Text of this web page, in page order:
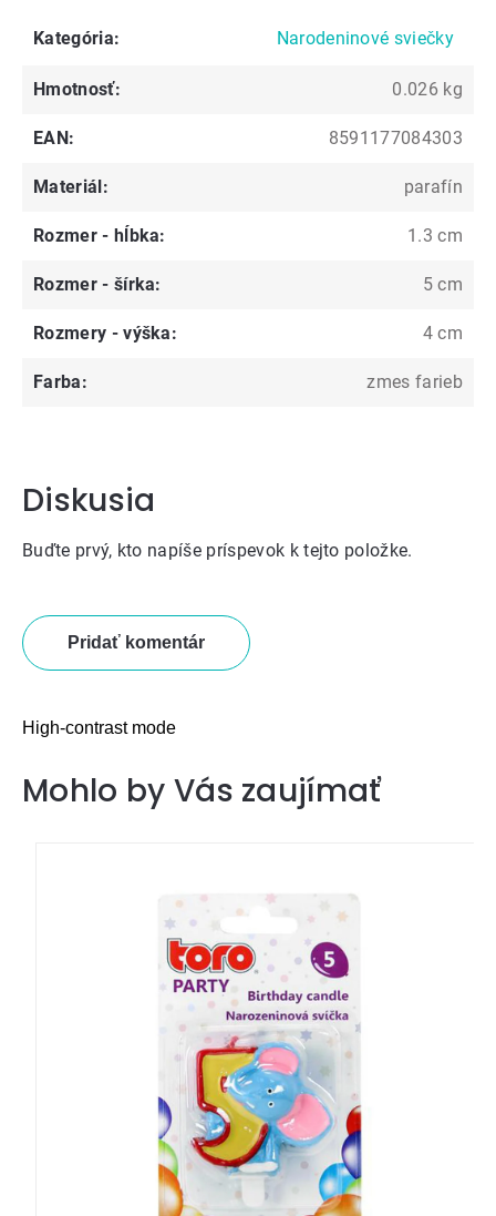
Kategória: Narodeninové sviečky
Hmotnosť: 0.026 kg
EAN: 8591177084303
Materiál: parafín
Rozmer - hĺbka: 1.3 cm
Rozmer - šírka: 5 cm
Rozmery - výška: 4 cm
Farba: zmes farieb
Diskusia
Buďte prvý, kto napíše príspevok k tejto položke.
Pridať komentár
High-contrast mode
Mohlo by Vás zaujímať